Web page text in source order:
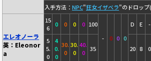
入手方法： NPC"狂女イザベラ"のドロップ(
エレオノーラ
英：Eleonor
a
15
6
0 0 0 0 100
-
0 0 0
D E -
5
5.
0
4
0.
0
30.
0
30.
0
40.
0
35 20 8 0